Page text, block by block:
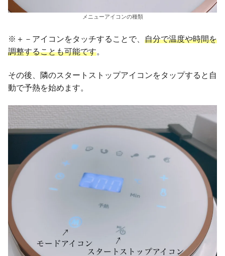
メニューアイコンの種類
※＋－アイコンをタッチすることで、 自分で温度や時間を
調整することも可能です。
その後、隣のスタートストップアイコンをタップすると自
動で予熱を始めます。